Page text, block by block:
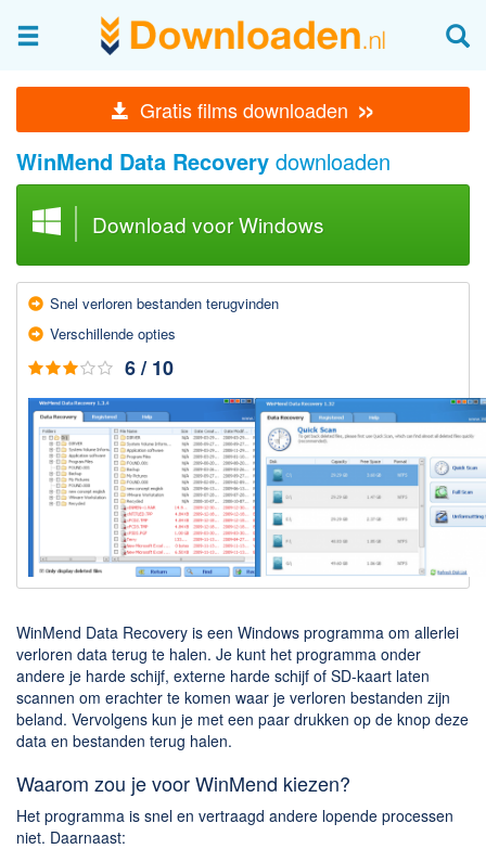
Gratis films downloaden »
Afbeeldingen & fotografie
Beheren en bekijken
Afbeelding & foto bewerken
Foto apps
Screenshots Maken
Audio & Video
Branden en Rippen
Media streamen
Mediaspeler
Opnemen Audio en Video
Video bewerken
Downloaden
BitTorrent Clients
Nieuwslezers (Downloaden via usenet)
Onderhoud & Veiligheid
Computer opschonen
Veilig online
Productiviteit
Adresboek en contacten
Planning en organisatie
WinMend Data Recovery downloaden
Download voor Windows
Snel verloren bestanden terug­vinden
Verschillende opties
6 / 10
WinMend Data Recovery is een Windows programma om allerlei
verloren data terug te halen. Je kunt het programma onder
andere je harde schijf, externe harde schijf of SD-kaart laten
scannen om erachter te komen waar je verloren bestanden zijn
beland. Vervolgens kun je met een paar drukken op de knop deze
data en bestanden terug halen.
Waarom zou je voor WinMend kiezen?
Het programma is snel en vertraagd andere lopende processen
niet. Daarnaast: